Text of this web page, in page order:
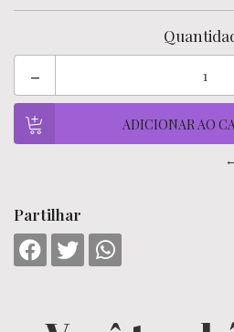
-
Partilhar